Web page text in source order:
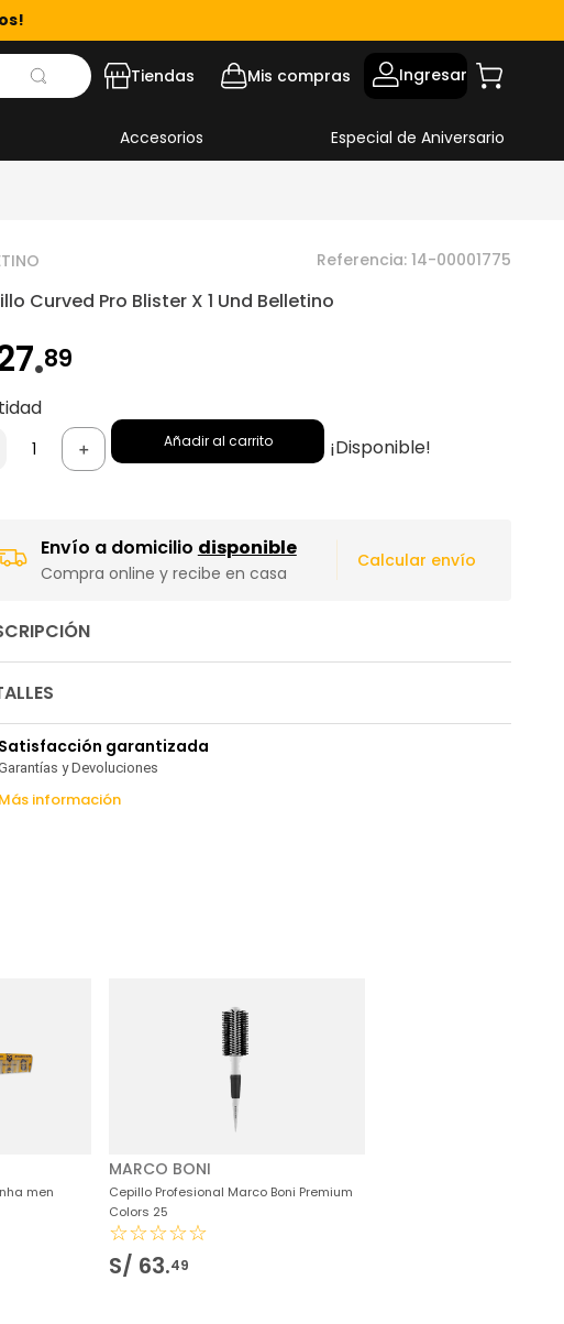
Tiendas Mis compras Ingresar
Accesorios Especial de Aniversario
Referencia: 14-00001775
Curved Pro Blister X 1 Und Belletino
.89
＋ Añadir al carrito ¡Disponible!
Envío a domicilio disponible
Compra online y recibe en casa | Calcular envío
Satisfacción garantizada
y Devoluciones
Más información
men
MARCO BONI
Cepillo Profesional Marco Boni Premium
Colors 25
☆☆☆☆☆
S/ 63.49